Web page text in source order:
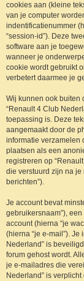
cookies aan (kleine
van je computer
indentificatienummer
“session-id”). Deze
software aan je
wanneer je
cookie wordt gebruikt
verbetert daarmee je
Wij kunnen ook buiten
“Renault 4 Club
toepassing is. Deze
aangemaakt door de
informatie verzamelen
plaatsen als een
registreren op
die verstuurd zijn na je
berichten”).
Je account bevat
gebruikersnaam”),
account (hierna “je
(hierna “je e-mail”).
Nederland” is
forum gehost wordt.
je e-mailadres die
Nederland” is